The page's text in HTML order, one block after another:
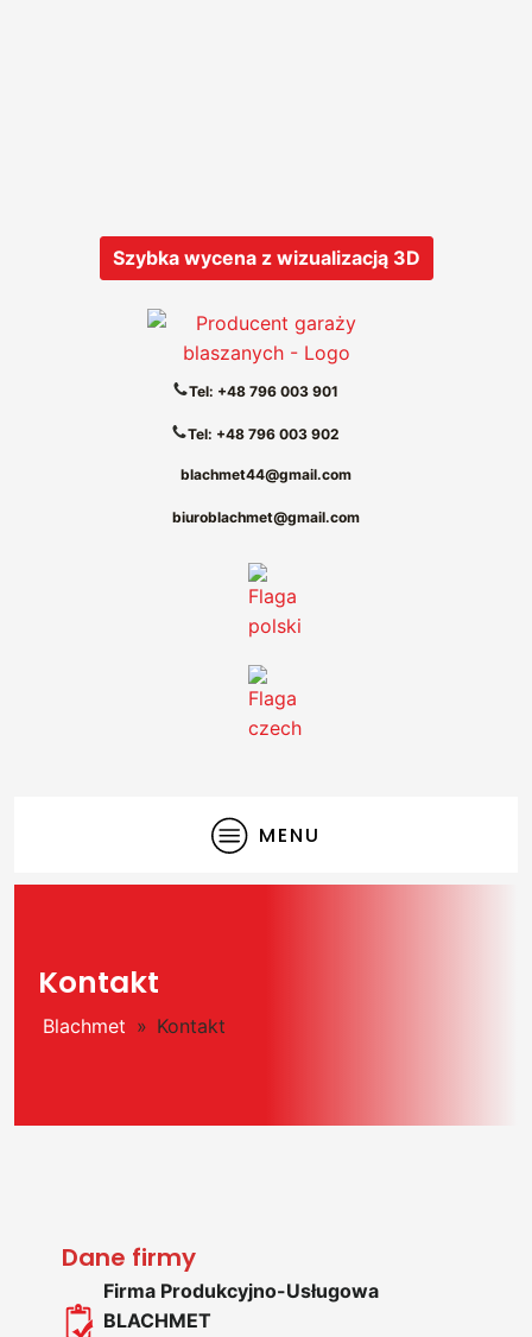
Szybka wycena z wizualizacją 3D
Tel: +48 796 003 901
Tel: +48 796 003 902
blachmet44@gmail.com
biuroblachmet@gmail.com
MENU
Kontakt
Blachmet » Kontakt
Dane firmy
Firma Produkcyjno-Usługowa
BLACHMET